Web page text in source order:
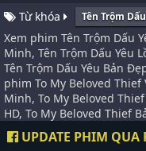
Từ khóa Tên Trộm
Xem phim Tên Trộm Dấu
Minh, Tên Trộm Dấu Yêu
Tên Trộm Dấu Yêu Bản
phim To My Beloved
Minh, To My Beloved
HD, To My Beloved Thief
UPDATE PHIM QUA